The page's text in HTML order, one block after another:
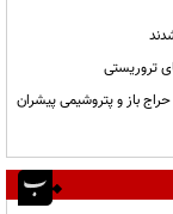
کالا / حراج باز و پتروشیمی پیشران